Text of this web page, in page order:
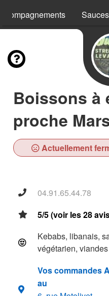
Sauces
Boissons à
proche
Actuellement
04.91.65.44.78
5/5 (voir les 28
Kebabs, libanais,
végétarien, viandes
Vos commandes
au